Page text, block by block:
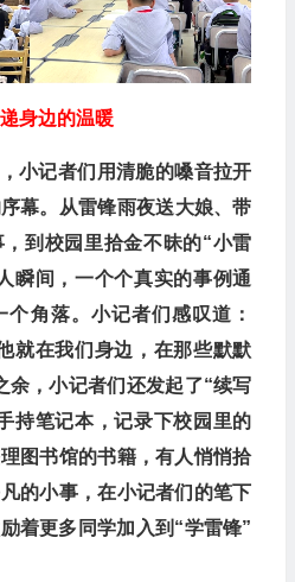
身边的温暖
小记者们用清脆的嗓音拉开
幕。从雷锋雨夜送大娘、带
到校园里拾金不昧的“小雷
瞬间，一个个真实的事例通
角落。小记者们感叹道：
就在我们身边，在那些默默
余，小记者们还发起了“续写
持笔记本，记录下校园里的
图书馆的书籍，有人悄悄拾
的小事，在小记者们的笔下
着更多同学加入到“学雷锋”